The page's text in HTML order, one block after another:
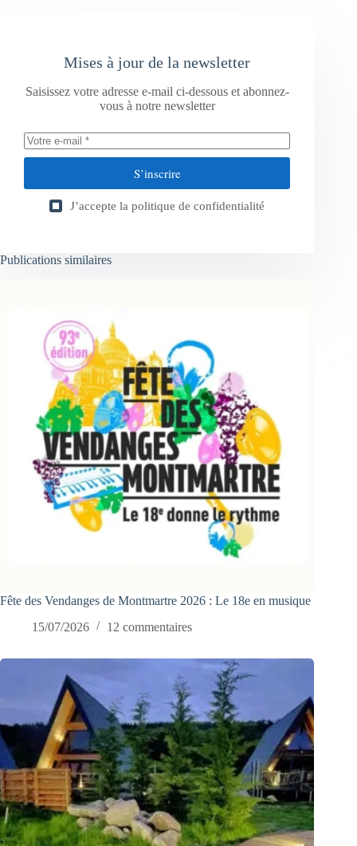
Mises à jour de la newsletter
Saisissez votre adresse e-mail ci-dessous et abonnez-
vous à notre newsletter
S’inscrire
J’accepte la politique de confidentialité
Publications similaires
Fête des Vendanges de Montmartre 2026 : Le 18e en musique
15/07/2026
12 commentaires